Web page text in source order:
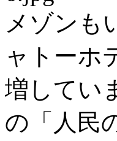
メゾンも
ャトーホ
増してい
の「人民